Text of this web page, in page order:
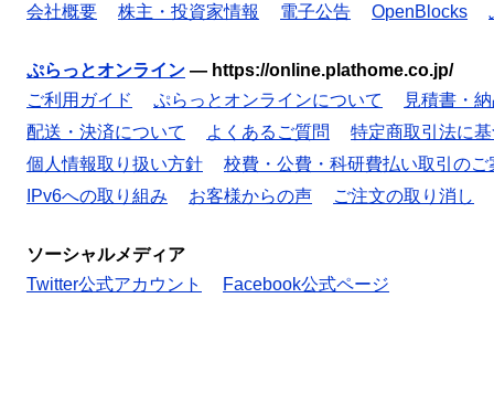
会社概要
株主・投資家情報 電子公告 OpenBlocks
ぷらっとオンライン — https://online.plathome.co.jp/
ご利用ガイド
ぷらっとオンラインについて
見積書・
配送・決済について
よくあるご質問
特定商取引法に
個人情報取り扱い方針
校費・公費・科研費払い取引のご
IPv6への取り組み
お客様からの声 ご注文の取り消し
ソーシャルメディア
Twitter公式アカウント
Facebook公式ページ